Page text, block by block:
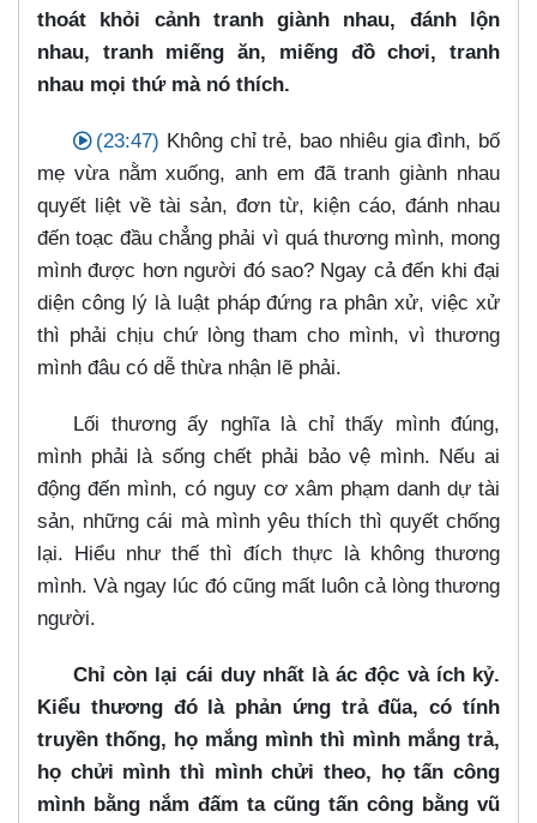
thoát khỏi cảnh tranh giành nhau, đánh lộn
nhau, tranh miếng ăn, miếng đồ chơi, tranh
nhau mọi thứ mà nó thích.
(23:47) Không chỉ trẻ, bao nhiêu gia đình, bố
mẹ vừa nằm xuống, anh em đã tranh giành nhau
quyết liệt về tài sản, đơn từ, kiện cáo, đánh nhau
đến toạc đầu chẳng phải vì quá thương mình, mong
mình được hơn người đó sao? Ngay cả đến khi đại
diện công lý là luật pháp đứng ra phân xử, việc xử
thì phải chịu chứ lòng tham cho mình, vì thương
mình đâu có dễ thừa nhận lẽ phải.
Lối thương ấy nghĩa là chỉ thấy mình đúng,
mình phải là sống chết phải bảo vệ mình. Nếu ai
động đến mình, có nguy cơ xâm phạm danh dự tài
sản, những cái mà mình yêu thích thì quyết chống
lại. Hiểu như thế thì đích thực là không thương
mình. Và ngay lúc đó cũng mất luôn cả lòng thương
người.
Chỉ còn lại cái duy nhất là ác độc và ích kỷ.
Kiểu thương đó là phản ứng trả đũa, có tính
truyền thống, họ mắng mình thì mình mắng trả,
họ chửi mình thì mình chửi theo, họ tấn công
mình bằng nắm đấm ta cũng tấn công bằng vũ